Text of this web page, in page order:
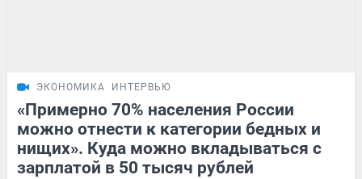
ЭКОНОМИКА ИНТЕРВЬЮ
«Примерно 70% населения России
можно отнести к категории бедных и
нищих». Куда можно вкладываться с
зарплатой в 50 тысяч рублей